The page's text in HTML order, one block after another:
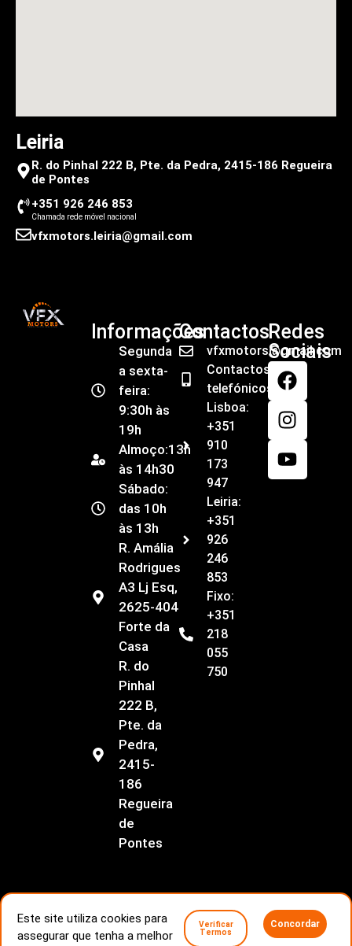
Leiria
R. do Pinhal 222 B, Pte. da Pedra, 2415-186 Regueira
de Pontes
+351 926 246 853
Chamada rede móvel nacional
vfxmotors.leiria@gmail.com
Informações
Segunda
a sexta-
feira:
9:30h às
19h
Almoço:13h
às 14h30
Sábado:
das 10h
às 13h
R. Amália
Rodrigues
A3 Lj Esq,
2625-404
Forte da
Casa
R. do
Pinhal
222 B,
Pte. da
Pedra,
2415-
186
Regueira
de
Pontes
Contactos
vfxmotors@gmail.com
Contactos
telefónicos
Lisboa:
+351
910
173
947
Leiria:
+351
926
246
853
Fixo:
+351
218
055
750
Redes
Sociais
Livro de Reclamações
Conflitos de consumo
Este site utiliza cookies para
assegurar que tenha a melhor
Verificar
Termos
Concordar